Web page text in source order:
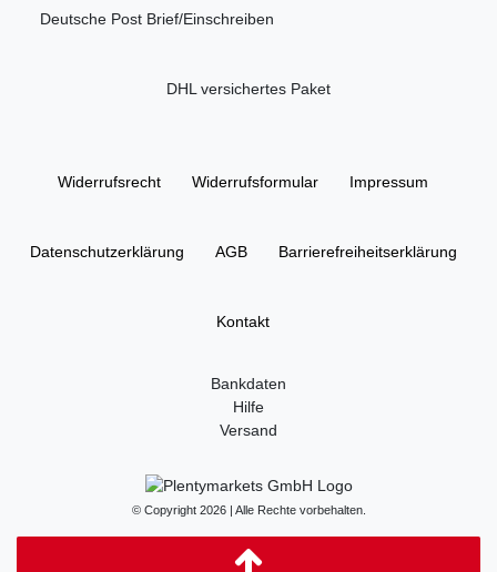
Deutsche Post Brief/Einschreiben
DHL versichertes Paket
Widerrufs­recht Widerrufs­formular Impressum
Daten­schutz­erklärung AGB Barrierefreiheitserklärung
Kontakt
Bankdaten
Hilfe
Versand
© Copyright 2026 | Alle Rechte vorbehalten.